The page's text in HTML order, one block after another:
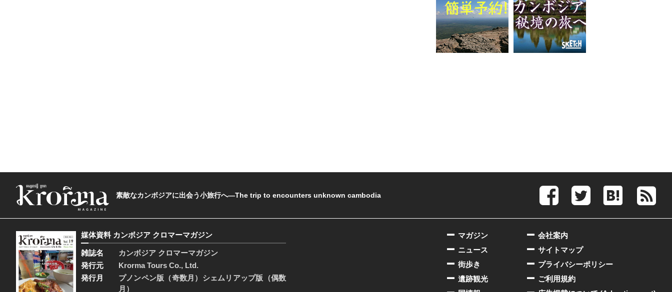
素敵なカンボジアに出会う小旅行へ―The trip to encounters unknown cambodia
媒体資料 カンボジア クロマーマガジン
雑誌名
カンボジア クロマーマガジン
発行元
Krorma Tours Co., Ltd.
発行月
プノンペン版（奇数月）シェムリアップ版（偶数
月）
会社案内
サイトマップ
プライバシーポリシー
ご利用規約
マガジン
ニュース
街歩き
遺跡観光